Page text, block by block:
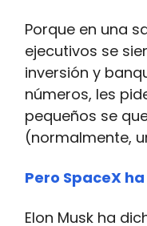
Porque en una
ejecutivos se
inversión y
números, les
pequeños se
(normalmente,
Pero SpaceX
Elon Musk ha